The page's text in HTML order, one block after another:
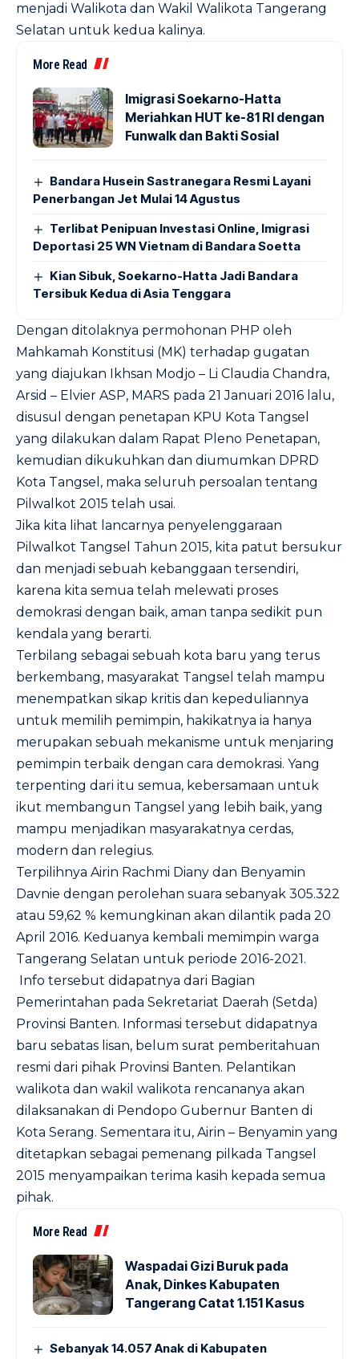
menjadi Walikota dan Wakil Walikota Tangerang
Selatan untuk kedua kalinya.
More Read
Imigrasi Soekarno-Hatta
Meriahkan HUT ke-81 RI dengan
Funwalk dan Bakti Sosial
Bandara Husein Sastranegara Resmi Layani
Penerbangan Jet Mulai 14 Agustus
Terlibat Penipuan Investasi Online, Imigrasi
Deportasi 25 WN Vietnam di Bandara Soetta
Kian Sibuk, Soekarno-Hatta Jadi Bandara
Tersibuk Kedua di Asia Tenggara
Dengan ditolaknya permohonan PHP oleh
Mahkamah Konstitusi (MK) terhadap gugatan
yang diajukan Ikhsan Modjo – Li Claudia Chandra,
Arsid – Elvier ASP, MARS pada 21 Januari 2016 lalu,
disusul dengan penetapan KPU Kota Tangsel
yang dilakukan dalam Rapat Pleno Penetapan,
kemudian dikukuhkan dan diumumkan DPRD
Kota Tangsel, maka seluruh persoalan tentang
Pilwalkot 2015 telah usai.
Jika kita lihat lancarnya penyelenggaraan
Pilwalkot Tangsel Tahun 2015, kita patut bersukur
dan menjadi sebuah kebanggaan tersendiri,
karena kita semua telah melewati proses
demokrasi dengan baik, aman tanpa sedikit pun
kendala yang berarti.
Terbilang sebagai sebuah kota baru yang terus
berkembang, masyarakat Tangsel telah mampu
menempatkan sikap kritis dan kepeduliannya
untuk memilih pemimpin, hakikatnya ia hanya
merupakan sebuah mekanisme untuk menjaring
pemimpin terbaik dengan cara demokrasi. Yang
terpenting dari itu semua, kebersamaan untuk
ikut membangun Tangsel yang lebih baik, yang
mampu menjadikan masyarakatnya cerdas,
modern dan relegius.
Terpilihnya Airin Rachmi Diany dan Benyamin
Davnie dengan perolehan suara sebanyak 305.322
atau 59,62 % kemungkinan akan dilantik pada 20
April 2016. Keduanya kembali memimpin warga
Tangerang Selatan untuk periode 2016-2021.
Info tersebut didapatnya dari Bagian
Pemerintahan pada Sekretariat Daerah (Setda)
Provinsi Banten. Informasi tersebut didapatnya
baru sebatas lisan, belum surat pemberitahuan
resmi dari pihak Provinsi Banten. Pelantikan
walikota dan wakil walikota rencananya akan
dilaksanakan di Pendopo Gubernur Banten di
Kota Serang. Sementara itu, Airin – Benyamin yang
ditetapkan sebagai pemenang pilkada Tangsel
2015 menyampaikan terima kasih kepada semua
pihak.
More Read
Waspadai Gizi Buruk pada
Anak, Dinkes Kabupaten
Tangerang Catat 1.151 Kasus
Sebanyak 14.057 Anak di Kabupaten